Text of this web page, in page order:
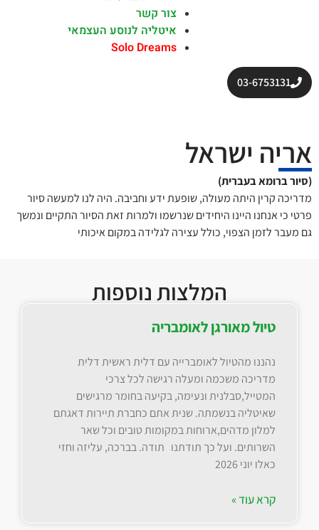
03-6753131
צור קשר
איטליה לנוסע העצמאי
Solo Dreams
אריה ישראל
(סיור ברומא בעברית)
מדריכה קרין היתה מעולה, שופעת ידע וחביבה. היה לנו למעשה סיור
פרטי כי אנחנו היינו היחידים שנרשמו ולמרות זאת הסיור התקיים ונמשך
גם מעבר לזמן הצפוי, כולל עצירה לגלידה במקום איכותי
המלצות נוספות
טיול מאורגן לאומבריה
נהננו מהטיול לאומברייה עם דלית ראשית דלית
מדריכה משכמה ומעלה רגישה לכל צרכי
המטייל,סבלנית ונעימה, בקיעה בחומר מרגישים
שאיטליה בנשמתה. שנית אתם כחברת תיירות דאגתם
למלון מדהים,ארוחות במקומות טובים וכל שאר
השרותים. ועל כך תודתנו תודה. בברכה, עליזה וחזי
כאלו יוני 2026
קרא עוד »